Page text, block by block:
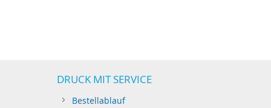
DRUCK MIT SERVICE
Bestellablauf